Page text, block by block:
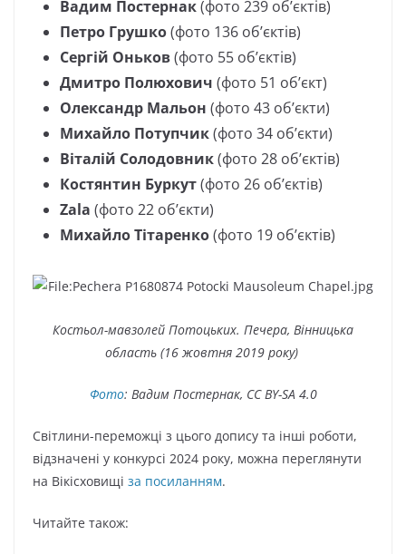
Вадим Постернак(фото 239 об’єктів)
Петро Грушко(фото 136 об’єктів)
Сергій Оньков(фото 55 об’єктів)
Дмитро Полюхович (фото 51 об’єкт)
Олександр Мальон (фото 43 об’єкти)
Михайло Потупчик(фото 34 об’єкти)
Віталій Солодовник(фото 28 об’єктів)
Костянтин Буркут(фото 26 об’єктів)
Zala (фото 22 об’єкти)
Михайло Тітаренко(фото 19 об’єктів)
Костьол-мавзолей Потоцьких. Печера, Вінницька
область (16 жовтня 2019 року)
Фото: Вадим Постернак, CC BY-SA 4.0
Світлини-переможці з цього допису та інші роботи,
відзначені у конкурсі 2024 року, можна переглянути
на Вікісховищі за посиланням.
Читайте також: